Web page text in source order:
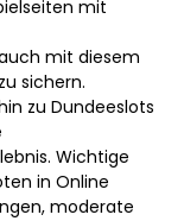
mit
mit diesem
sichern.
zu Dundeeslots
Wichtige
in Online
moderate